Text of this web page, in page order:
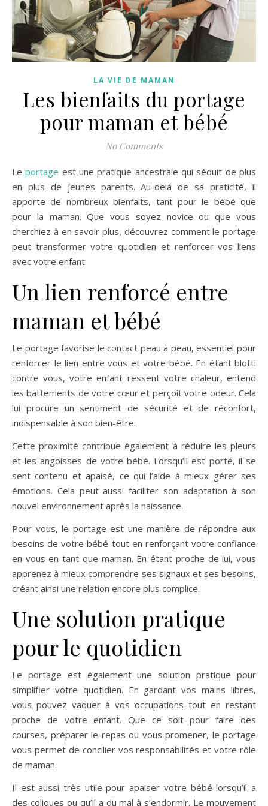
LA VIE DE MAMAN
Les bienfaits du portage
pour maman et bébé
No Comments
Leportage est une pratique ancestrale qui séduit de plus
en plus de jeunes parents. Au-delà de sa praticité, il
apporte de nombreux bienfaits, tant pour le bébé que
pour la maman. Que vous soyez novice ou que vous
cherchiez à en savoir plus, découvrez comment le portage
peut transformer votre quotidien et renforcer vos liens
avec votre enfant.
Un lien renforcé entre
maman et bébé
Le portage favorise le contact peau à peau, essentiel pour
renforcer le lien entre vous et votre bébé. En étant blotti
contre vous, votre enfant ressent votre chaleur, entend
les battements de votre cœur et perçoit votre odeur. Cela
lui procure un sentiment de sécurité et de réconfort,
indispensable à son bien-être.
Cette proximité contribue également à réduire les pleurs
et les angoisses de votre bébé. Lorsqu’il est porté, il se
sent contenu et apaisé, ce qui l’aide à mieux gérer ses
émotions. Cela peut aussi faciliter son adaptation à son
nouvel environnement après la naissance.
Pour vous, le portage est une manière de répondre aux
besoins de votre bébé tout en renforçant votre confiance
en vous en tant que maman. En étant proche de lui, vous
apprenez à mieux comprendre ses signaux et ses besoins,
créant ainsi une relation encore plus complice.
Une solution pratique
pour le quotidien
Le portage est également une solution pratique pour
simplifier votre quotidien. En gardant vos mains libres,
vous pouvez vaquer à vos occupations tout en restant
proche de votre enfant. Que ce soit pour faire des
courses, préparer le repas ou vous promener, le portage
vous permet de concilier vos responsabilités et votre rôle
de maman.
Il est aussi très utile pour apaiser votre bébé lorsqu’il a
des coliques ou qu’il a du mal à s’endormir. Le mouvement